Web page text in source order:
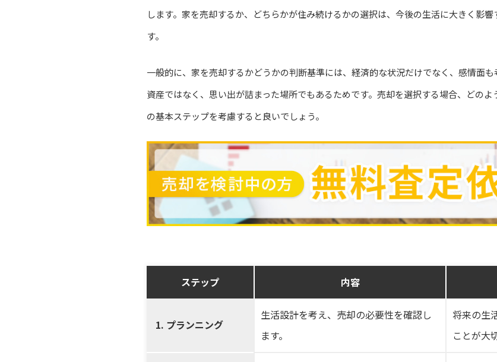
します。家を売却するか、どちらかが住み続けるかの選択は、今後の生活に大きく影
す。
一般的に、家を売却するかどうかの判断基準には、経済的な状況だけでなく、感情面
資産ではなく、思い出が詰まった場所でもあるためです。売却を選択する場合、どの
の基本ステップを考慮すると良いでしょう。
ステップ 内容
1. プランニング
生活設計を考え、売却の必要性を確認し
ます。
将来の生
ことが大